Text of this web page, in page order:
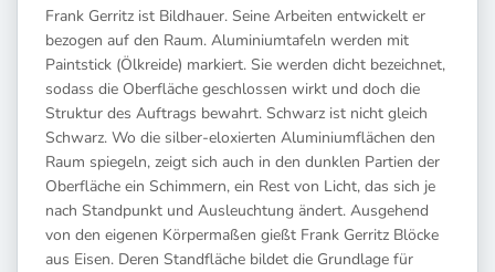
Frank Gerritz ist Bildhauer. Seine Arbeiten entwickelt er
bezogen auf den Raum. Aluminiumtafeln werden mit
Paintstick (Ölkreide) markiert. Sie werden dicht bezeichnet,
sodass die Oberfläche geschlossen wirkt und doch die
Struktur des Auftrags bewahrt. Schwarz ist nicht gleich
Schwarz. Wo die silber-eloxierten Aluminiumflächen den
Raum spiegeln, zeigt sich auch in den dunklen Partien der
Oberfläche ein Schimmern, ein Rest von Licht, das sich je
nach Standpunkt und Ausleuchtung ändert. Ausgehend
von den eigenen Körpermaßen gießt Frank Gerritz Blöcke
aus Eisen. Deren Standfläche bildet die Grundlage für